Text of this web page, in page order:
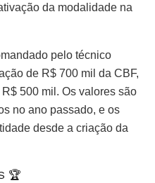
da modalidade na
pelo técnico
de R$ 700 mil da CBF,
500 mil. Os valores são
no ano passado, e os
desde a criação da
🏆